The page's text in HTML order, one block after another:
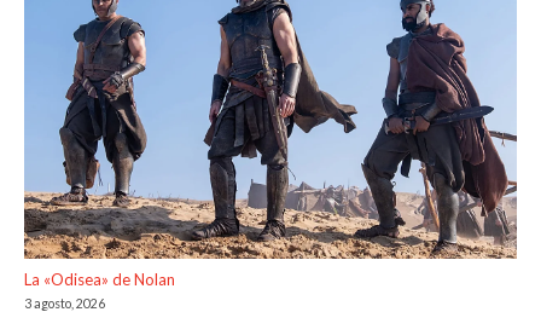
La «Odisea» de Nolan
3 agosto, 2026